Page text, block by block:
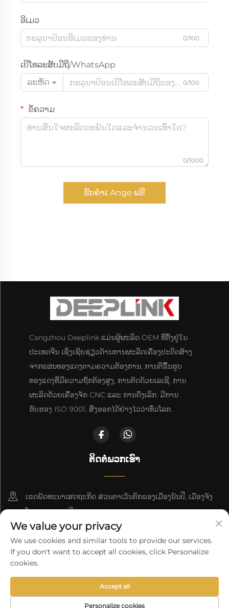
ອີເມວ
0/100
ເບີໂທລະສັບມືຖື/WhatsApp
ລະຫັດ
0/100
ຂໍ້ຄວາມ
0/1000
ຮັບຄຳເ Ange ຟຣີ
Cangzhou Deeplink ແມ່ນຜູ້ຜະລິດ OEM ທີ່ຕັ້ງຢູ່ໃນ
ປະເທດຈີນ ເຊິ່ງເຊີຍຊ່ຽວດ້ານການຜະລິດເຄື່ອງປະດິດສ້າງ
ຈາກແຜ່ນທອງແດງຕາມຄວາມຕ້ອງການ, ການຕີຂຶ້ນຮູບ
ທອງແດງທີ່ມີຄວາມຖືກຕ້ອງສູງ, ການຕັດດ້ວຍເລເຊີ, ການ
ຜະລິດດ້ວຍເຄື່ອງຈັກ CNC ແລະ ການດຶງເລິກ. ມີການ
ຮັບຮອງ ISO 9001. ສົ່ງອອກໄດ້ຢ່າງໄວວ່າທົ່ວໂລກ.
ຕິດຕໍ່ພວກເຮົາ
ເຂດພັດທະນາເສດຖະກິດ ສ່ວນຕາເວັນຕົກຂອງເມືອງນັນປີ, ເມືອງຈັງ
ໂຈວ, ແຂວງເຫຫີ
+86-18617745678
[email protected]
ລິຂະສິດ © 2025 ິງໂຊ Cangzhou Deeplink International Supply
Chain Co., Ltd. ນະໂຍບາຍຄວາມເປັນສ່ວນຕົວ
We value your privacy
We use cookies and similar tools to provide our services.
If you don't want to accept all cookies, click Personalize
cookies.
Personalize cookies
Accept all